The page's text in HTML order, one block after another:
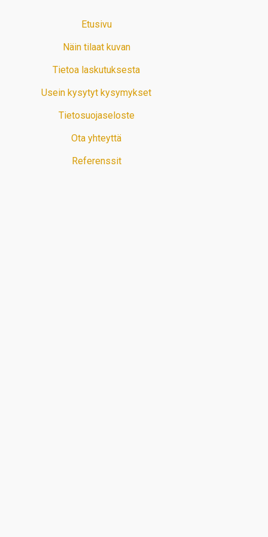
Etusivu
Näin tilaat kuvan
Tietoa laskutuksesta
Usein kysytyt kysymykset
Tietosuojaseloste
Ota yhteyttä
Referenssit